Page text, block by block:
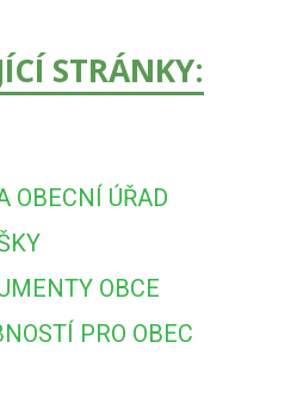
STRÁNKY:
OBECNÍ ÚŘAD
OBCE
PRO OBEC